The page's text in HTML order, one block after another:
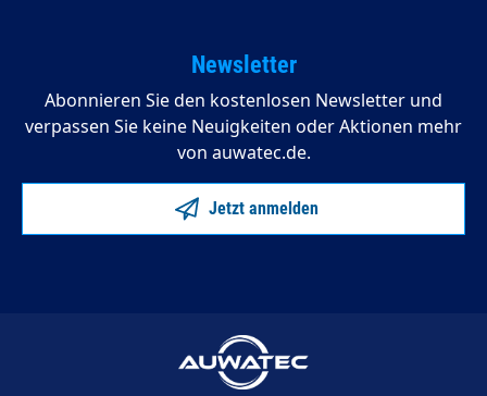
Newsletter
Abonnieren Sie den kostenlosen Newsletter und
verpassen Sie keine Neuigkeiten oder Aktionen mehr
von auwatec.de.
Jetzt anmelden